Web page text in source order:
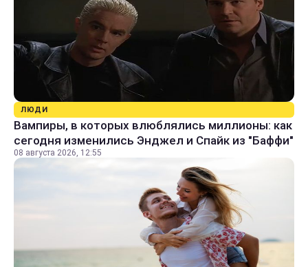
ЛЮДИ
Вампиры, в которых влюблялись миллионы: как
сегодня изменились Энджел и Спайк из "Баффи"
08 августа 2026, 12:55